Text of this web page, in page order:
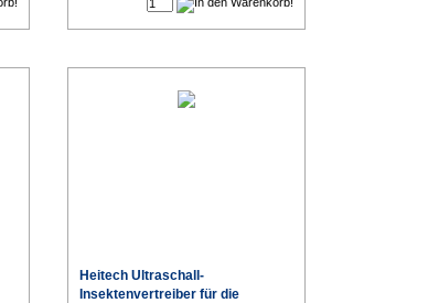
Heitech Ultraschall-
Insektenvertreiber für die